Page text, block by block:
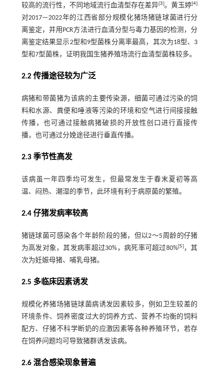
较高的流行性，不同地域流行血清型存在差异[3]。黄玉婷[4]
对2017—2022年的江西省部分规模化猪场猪链球菌进行分
离鉴定，并用PCR方法进行血清分型与毒力基因的检测，分
离鉴定结果显示2型和9型菌株分离率最高，其次为18型、3
型和7型菌株，证明我国生猪养殖场流行血清型菌株较多。
2.2 传播途径较为广泛
病猪和带菌猪为该病的主要传染源，细菌可通过污染的饲
料和水源、粪便和唾液等污染的环境和空气进行间接接触
传播，也可通过接触病猪破损的开放性创口进行直接传
播，也可通过分娩途径进行垂直传播。
2.3 季节性高发
该病虽一年四季均可发生，但最常发生于春末夏初等高
温、闷热、潮湿的季节，此环境有利于病原菌的繁殖。
2.4 仔猪发病率较高
猪链球菌可感染各个年龄阶段的猪，但以2～5周龄的仔猪
为高发对象，其发病率超过30%，病死率可超过80%[5]，其
次为妊娠母猪、哺乳母猪。
2.5 多临床因素诱发
规模化养猪场猪链球菌病诱发因素较多，例如卫生较差的
环境条件、饲养密度过大的饲养方式、营养不均衡的饲料
配方、仔猪不科学断奶的应激因素等各种养殖环节，若存
在饲养问题均可导致猪群诱发该病。
2.6 混合感染现象普遍